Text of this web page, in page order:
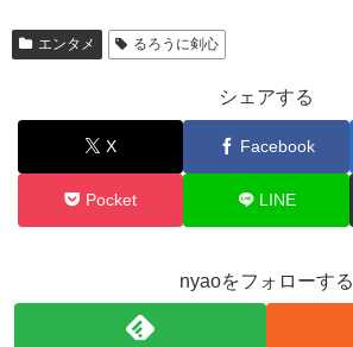
エンタメ るろうに剣心
シェアする
X Facebook
Pocket LINE
nyaoをフォローする